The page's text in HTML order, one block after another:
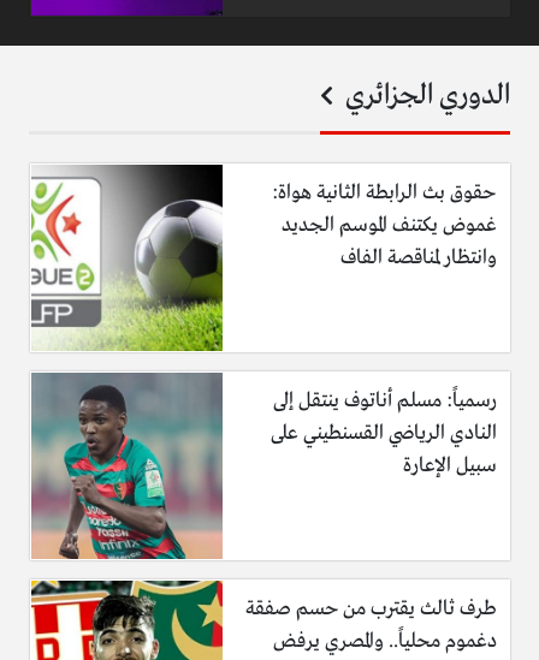
الدوري الجزائري
حقوق بث الرابطة الثانية هواة:
غموض يكتنف الموسم الجديد
وانتظار لمناقصة الفاف
رسمياً: مسلم أناتوف ينتقل إلى
النادي الرياضي القسنطيني على
سبيل الإعارة
طرف ثالث يقترب من حسم صفقة
دغموم محلياً.. والمصري يرفض